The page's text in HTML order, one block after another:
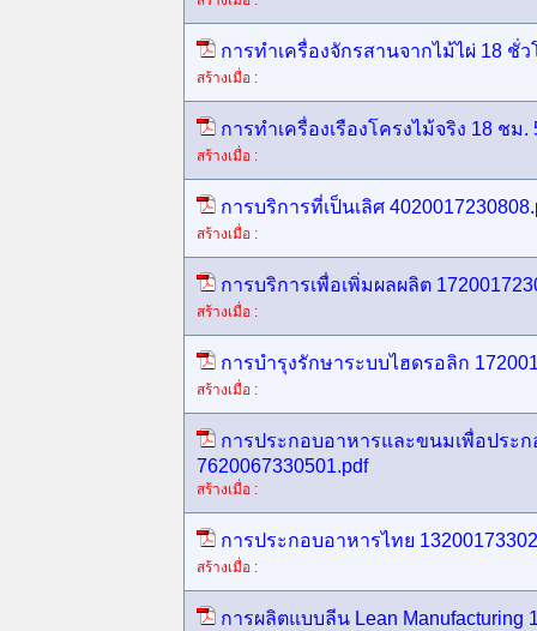
การทำเครื่องจักรสานจากไม้ไผ่ 18 ชั่ว
สร้างเมื่อ :
การทำเครื่องเรืองโครงไม้จริง 18 ชม.
สร้างเมื่อ :
การบริการที่เป็นเลิศ
สร้างเมื่อ :
การบริการเพื่อเพิ่มผลผลิต
สร้างเมื่อ :
การบำรุงรักษาระบบไฮดรอลิก
สร้างเมื่อ :
การประกอบอาหารและขนมเพื่อประ
7620067330501.pdf
สร้างเมื่อ :
การประกอบอาหารไทย
สร้างเมื่อ :
การผลิตแบบลีน Lean Manufacturing